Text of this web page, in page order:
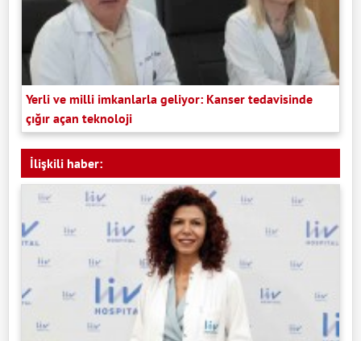
Yerli ve milli imkanlarla geliyor: Kanser tedavisinde
çığır açan teknoloji
İlişkili haber: